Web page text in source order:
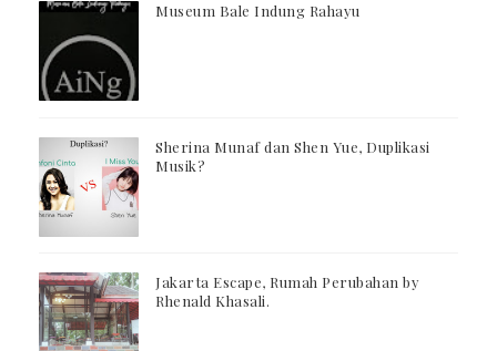
Museum Bale Indung Rahayu
Sherina Munaf dan Shen Yue, Duplikasi
Musik?
Jakarta Escape, Rumah Perubahan by
Rhenald Khasali.